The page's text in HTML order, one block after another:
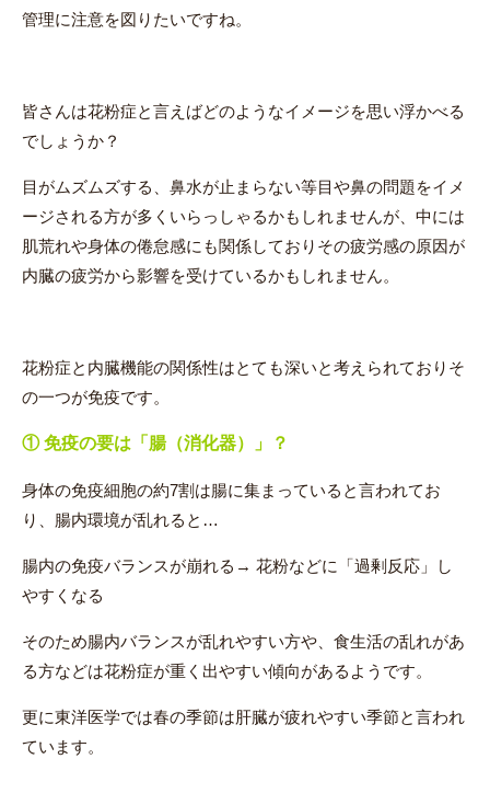
管理に注意を図りたいですね。
皆さんは花粉症と言えばどのようなイメージを思い浮かべる
でしょうか？
目がムズムズする、鼻水が止まらない等目や鼻の問題をイメ
ージされる方が多くいらっしゃるかもしれませんが、中には
肌荒れや身体の倦怠感にも関係しておりその疲労感の原因が
内臓の疲労から影響を受けているかもしれません。
花粉症と内臓機能の関係性はとても深いと考えられておりそ
の一つが免疫です。
①免疫の要は「腸（消化器）」？
身体の免疫細胞の約7割は腸に集まっていると言われてお
り、腸内環境が乱れると…
腸内の免疫バランスが崩れる→ 花粉などに「過剰反応」し
やすくなる
そのため腸内バランスが乱れやすい方や、食生活の乱れがあ
る方などは花粉症が重く出やすい傾向があるようです。
更に東洋医学では春の季節は肝臓が疲れやすい季節と言われ
ています。